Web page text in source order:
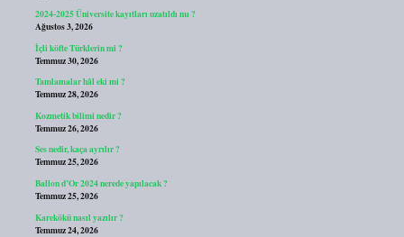
2024-2025 Üniversite kayıtları uzatıldı mı ?
Ağustos 3, 2026
İçli köfte Türklerin mi ?
Temmuz 30, 2026
Tamlamalar hâl eki mi ?
Temmuz 28, 2026
Kozmetik bilimi nedir ?
Temmuz 26, 2026
Ses nedir, kaça ayrılır ?
Temmuz 25, 2026
Ballon d’Or 2024 nerede yapılacak ?
Temmuz 25, 2026
Karekökü nasıl yazılır ?
Temmuz 24, 2026